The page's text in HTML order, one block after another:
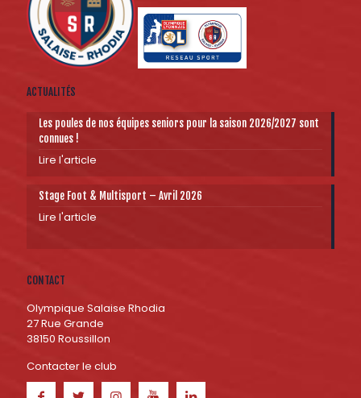
ACTUALITÉS
Les poules de nos équipes seniors pour la saison 2026/2027 sont
connues !
Lire l'article
Stage Foot & Multisport – Avril 2026
Lire l'article
CONTACT
Olympique Salaise Rhodia
27 Rue Grande
38150 Roussillon
Contacter le club